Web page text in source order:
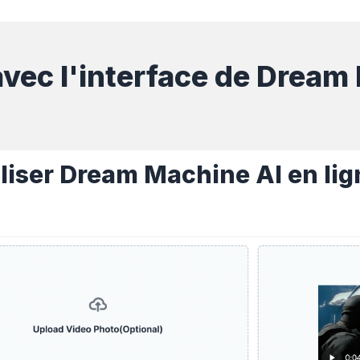
l'interface de Dream
Dream Machine AI en